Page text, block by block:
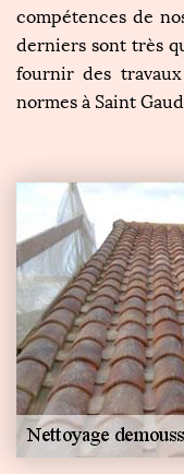
compétences de
derniers sont très
fournir des
normes à Saint